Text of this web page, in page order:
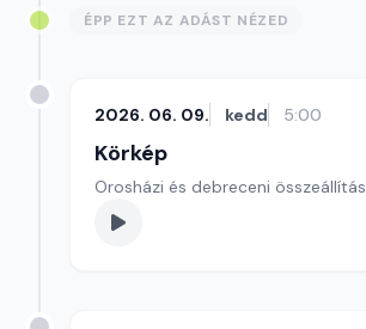
ÉPP EZT AZ ADÁST NÉZED
2026. 06. 09. kedd 5:00
Körkép
Orosházi és debreceni összeállítás